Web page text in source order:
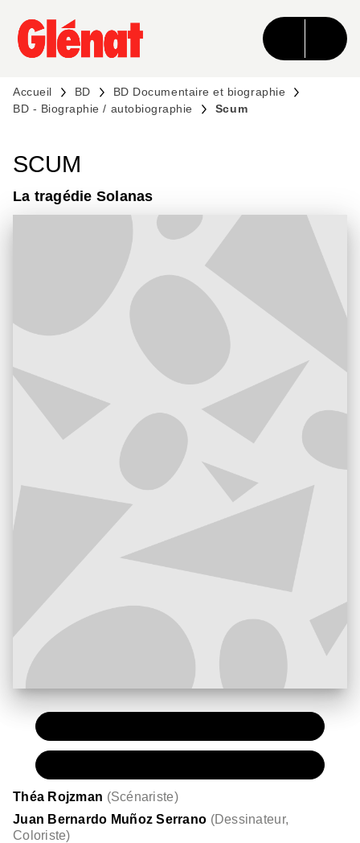
MENU RECHERCHE CONTENU
PIED DE PAGE
Accueil BD
BD Documentaire et biographie
BD - Biographie / autobiographie
Scum
SCUM
La tragédie Solanas
Théa Rojzman (Scénariste)
Juan Bernardo Muñoz Serrano (Dessinateur,
Coloriste)